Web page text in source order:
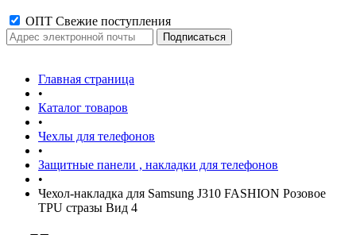
ОПТ Свежие поступления
Главная страница
•
Каталог товаров
•
Чехлы для телефонов
•
Защитные панели , накладки для телефонов
•
Чехол-накладка для Samsung J310 FASHION Розовое
TPU стразы Вид 4